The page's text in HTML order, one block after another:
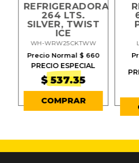
REFRIGERADORA
264 LTS.
SILVER, TWIST
ICE
WH-WRW25CKTWW
Precio Normal $ 660
PRECIO ESPECIAL
$ 537.35
COMPRAR